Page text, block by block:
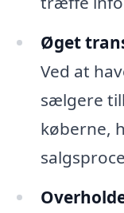
Øget
Ved at
sælgere
køberne,